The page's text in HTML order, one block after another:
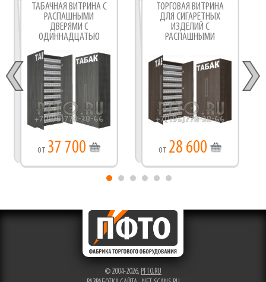
ТАБАЧНАЯ ВИТРИНА С
РАСПАШНЫМИ
ДВЕРЯМИ С
ОДИННАДЦАТЬЮ
от 37 700
ТОРГОВАЯ ВИТРИНА
ДЛЯ СИГАРЕТНЫХ
ИЗДЕЛИЙ С
РАСПАШНЫМИ
ПУШЕРНЫМИ ПОЛКАМИ
от 28 600
© 2004-2026, PFTO.RU